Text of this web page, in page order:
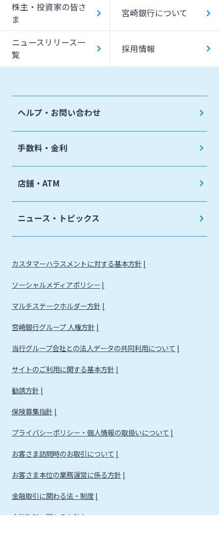
株主・投資家の皆さ
ま
宮崎銀行について
ニュースリリース一
覧
採用情報
ヘルプ・お問い合わせ
手数料・金利
店舗・ATM
ニュース・トピックス
カスタマーハラスメントに対する基本方針
ソーシャルメディアポリシー
マルチステークホルダー方針
宮崎銀行グループ 人権方針
当行グループ会社との法人データの共同利用について
サイトのご利用に関する基本方針
勧誘方針
保険募集指針
プライバシーポリシー・個人情報の取扱いについて
お客さま訪問時のお取引について
お客さま本位の業務運営に係る方針
金融取引に関わる法・制度
金融取引に関わる方針